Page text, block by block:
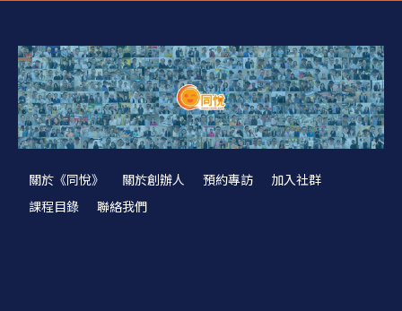
關於《同悅》 關於創辦人 預約專訪
加入社群
課程目錄
聯絡我們